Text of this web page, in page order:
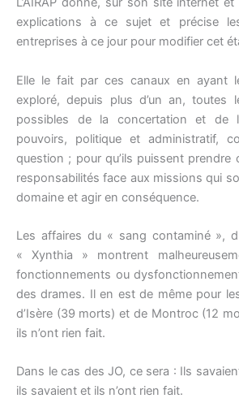
explications à ce sujet et précise
entreprises à ce jour pour modifier cet
Elle le fait par ces canaux en ayant
exploré, depuis plus d’un an, toutes
possibles de la concertation et de
pouvoirs, politique et administratif,
question ; pour qu’ils puissent prendre
responsabilités face aux missions qui
domaine et agir en conséquence.
Les affaires du « sang contaminé »,
« Xynthia » montrent
fonctionnements ou
des drames. Il en est de même pour
d’Isère (39 morts) et de Montroc (12
ils n’ont rien fait.
Dans le cas des JO, ce sera : Ils
ils savaient et ils n’ont rien fait.